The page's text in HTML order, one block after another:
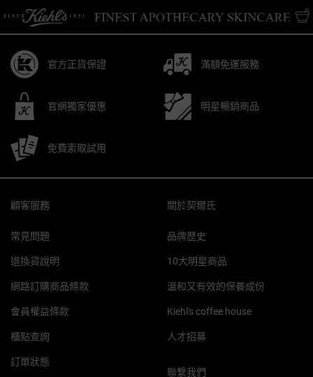
官方正貨保證 滿額免運服務
官網獨家優惠 明星暢銷商品
免費索取試用
顧客服務
常見問題
退換貨說明
網路訂購商品條款
會員權益條款
櫃點查詢
訂單狀態
關於契爾氏
品牌歷史
10大明星商品
溫和又有效的保養成份
Kiehl's coffee house
人才招募
聯繫我們